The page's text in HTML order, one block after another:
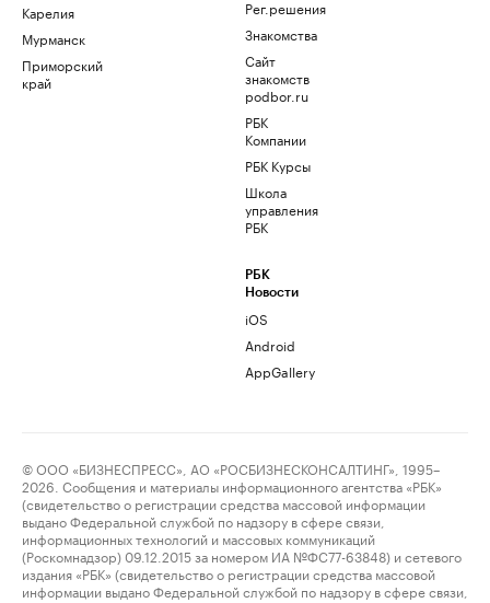
Карелия
Мурманск
Приморский
край
Рег.решения
Знакомства
Сайт
знакомств
podbor.ru
РБК
Компании
РБК Курсы
Школа
управления
РБК
РБК
Новости
iOS
Android
AppGallery
© ООО «БИЗНЕСПРЕСС», АО «РОСБИЗНЕСКОНСАЛТИНГ», 1995–
2026. Сообщения и материалы информационного агентства «РБК»
(свидетельство о регистрации средства массовой информации
выдано Федеральной службой по надзору в сфере связи,
информационных технологий и массовых коммуникаций
(Роскомнадзор) 09.12.2015 за номером ИА №ФС77-63848) и сетевого
издания «РБК» (свидетельство о регистрации средства массовой
информации выдано Федеральной службой по надзору в сфере связи,